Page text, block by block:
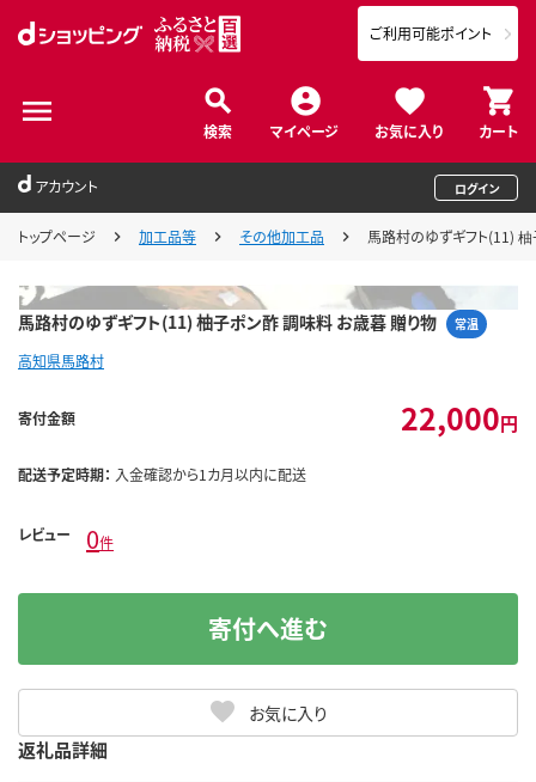
検索 マイページ お気に入り カート
ご利用可能ポイント
アカウント ログイン
トップページ 加工品等 その他加工品 馬路村のゆずギフト(11)
馬路村のゆずギフト(11) 柚子ポン酢 調味料 お歳暮 贈り物 常温
高知県馬路村
寄付金額 22,000円
配送予定時期： 入金確認から1カ月以内に配送
レビュー 0件
お気に入り
寄付へ進む
返礼品詳細